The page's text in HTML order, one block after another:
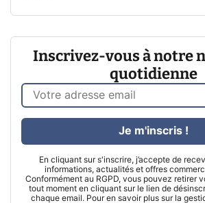
Inscrivez-vous à notre
quotidienne
En cliquant sur s'inscrire, j’accepte de
informations, actualités et offres
Conformément au RGPD, vous pouvez retirer
tout moment en cliquant sur le lien de
chaque email. Pour en savoir plus sur la
Je m'inscris !